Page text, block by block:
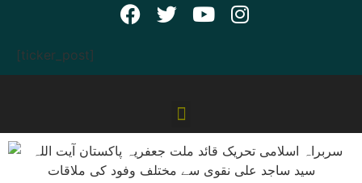
[ticker_post]